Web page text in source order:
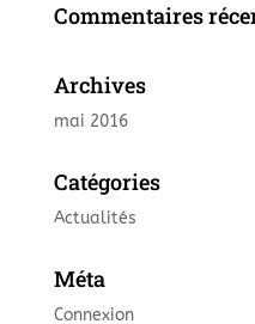
Commentaires
Archives
mai 2016
Catégories
Actualités
Méta
Connexion